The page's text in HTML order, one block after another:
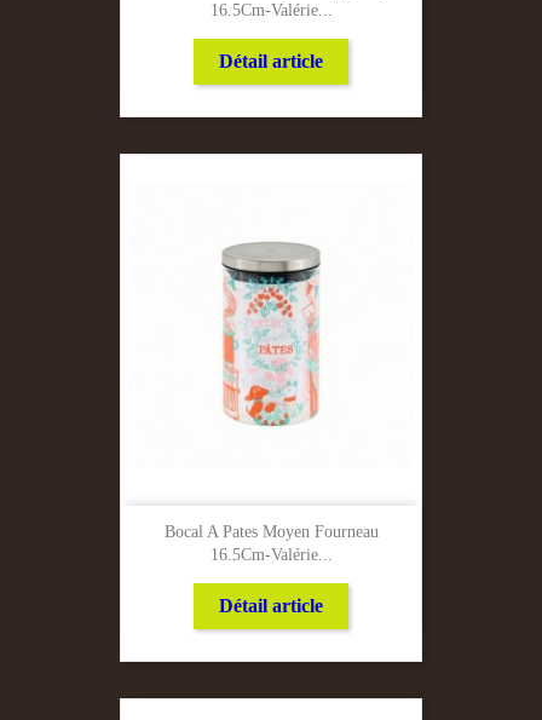
16.5Cm-Valérie...
Détail article
Bocal A Pates Moyen Fourneau
16.5Cm-Valérie...
Détail article